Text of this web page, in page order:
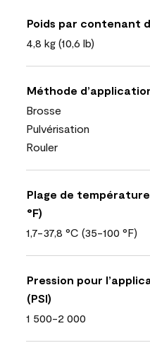
Poids par contenant
4,8 kg (10,6 lb)
Méthode
Brosse
Pulvérisation
Rouler
Plage de
°F)
1,7-37,8 °C (35-100 °F)
Pression pour
(PSI)
1 500-2 000